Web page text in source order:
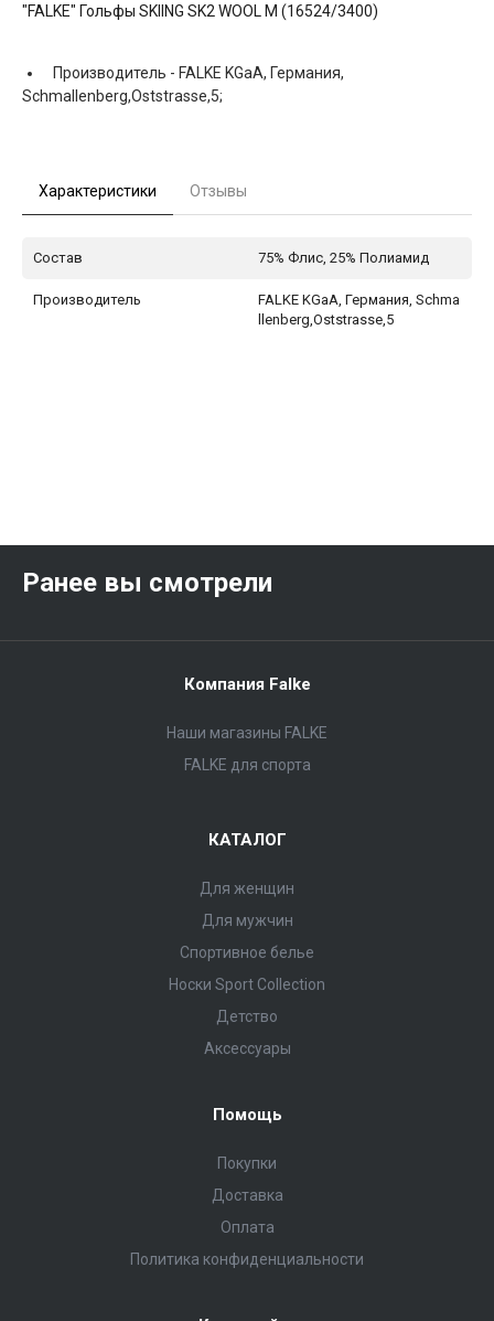
"FALKE" Гольфы SKIING SK2 WOOL M (16524/3400)
Производитель - FALKE KGaA, Германия,
Schmallenberg,Oststrasse,5;
Характеристики Отзывы
Состав 75% Флис, 25% Полиамид
Производитель
FALKE KGaA, Германия, Schma
llenberg,Oststrasse,5
Ранее вы смотрели
Компания Falke
Наши магазины FALKE
FALKE для спорта
КАТАЛОГ
Для женщин
Для мужчин
Спортивное белье
Носки Sport Collection
Детство
Аксессуары
Помощь
Покупки
Доставка
Оплата
Политика конфиденциальности